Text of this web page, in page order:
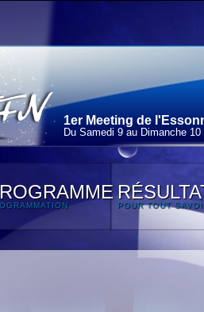
1er Meeting de
Du Samedi 9 au Dimanche
POUR TOUT